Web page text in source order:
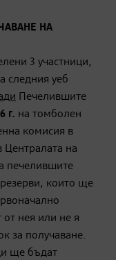
НА
3 участници,
следния уеб
Печелившите
6 г. на томболен
комисия в
Централата на
печелившите
които ще
от нея или не я
за получаване.
ще бъдат